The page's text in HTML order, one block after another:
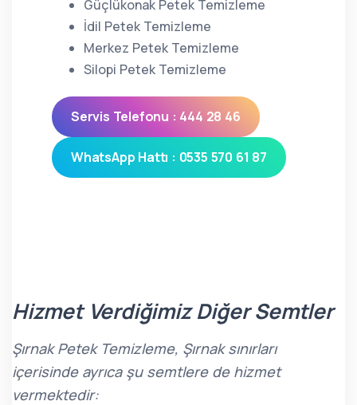
Güçlükonak Petek Temizleme
İdil Petek Temizleme
Merkez Petek Temizleme
Silopi Petek Temizleme
Servis Telefonu : 444 28 46
WhatsApp Hattı : 0535 570 61 87
Hizmet Verdiğimiz Diğer Semtler
Şırnak Petek Temizleme, Şırnak sınırları
içerisinde ayrıca şu semtlere de hizmet
vermektedir: